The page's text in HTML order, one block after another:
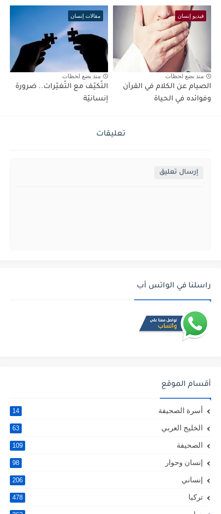
فيديو إنسان
منذ بضع لحظات
الصيام عن الكلام في القرآن
وفوائده في الحياة
مقالات إنسان
منذ بضع لحظات
التّكيّف مع التّغيّرات.. ضرورة
إنسانيّة
تعليقات
إرسال تعليق
راسلنا في الواتس أب
أقسام الموقع
أسرة الصحيفة 14
الخليج العربي 63
الصحيفة 109
إنسان وحوار 98
إنساني 206
تركيا 478